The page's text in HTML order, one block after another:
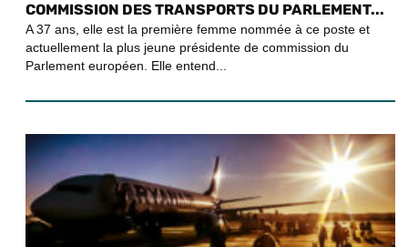
COMMISSION DES TRANSPORTS DU PARLEMENT...
A 37 ans, elle est la première femme nommée à ce poste et
actuellement la plus jeune présidente de commission du
Parlement européen. Elle entend...